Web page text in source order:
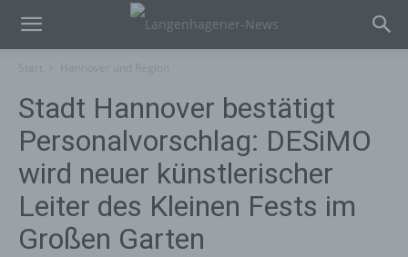
Stadt Hannover bestätigt
Personalvorschlag: DESiMO
wird neuer künstlerischer
Leiter des Kleinen Fests im
Großen Garten